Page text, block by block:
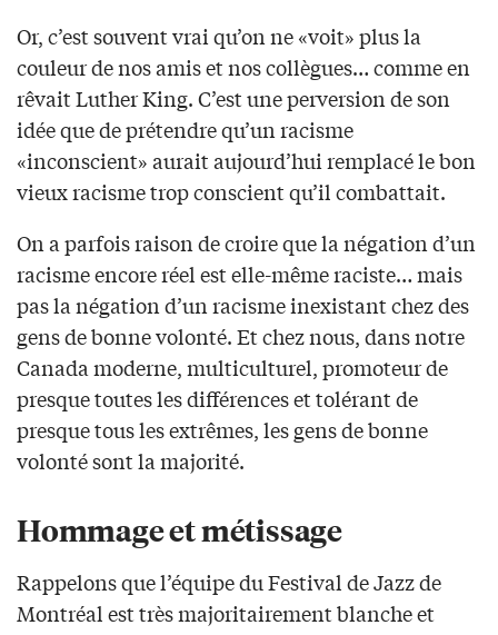
Or, c’est souvent vrai qu’on ne «voit» plus la
couleur de nos amis et nos collègues… comme en
rêvait Luther King. C’est une perversion de son
idée que de prétendre qu’un racisme
«inconscient» aurait aujourd’hui remplacé le bon
vieux racisme trop conscient qu’il combattait.
On a parfois raison de croire que la négation d’un
racisme encore réel est elle-même raciste… mais
pas la négation d’un racisme inexistant chez des
gens de bonne volonté. Et chez nous, dans notre
Canada moderne, multiculturel, promoteur de
presque toutes les différences et tolérant de
presque tous les extrêmes, les gens de bonne
volonté sont la majorité.
Hommage et métissage
Rappelons que l’équipe du Festival de Jazz de
Montréal est très majoritairement blanche et